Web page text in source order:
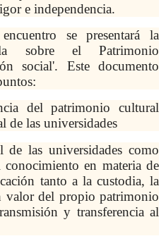
e independencia.
se presentará la
sobre el Patrimonio
social'. Este documento
del patrimonio cultural
de las universidades
las universidades como
en materia de
tanto a la custodia, la
valor del propio patrimonio
y transferencia al